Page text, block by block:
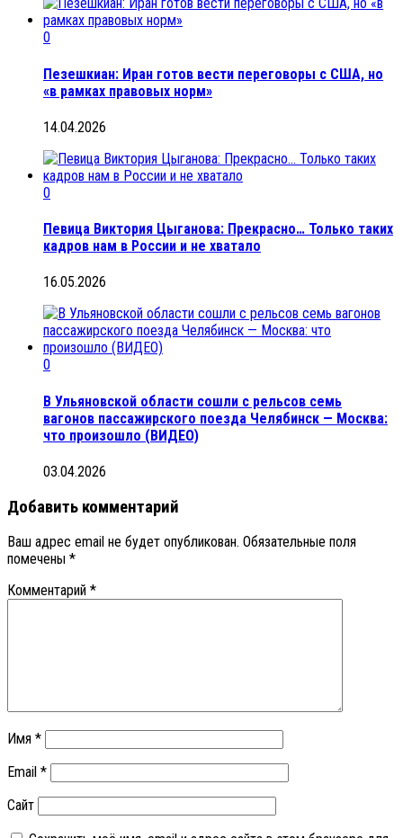
0
Пезешкиан: Иран готов вести переговоры с США, но
«в рамках правовых норм»
14.04.2026
0
Певица Виктория Цыганова: Прекрасно… Только таких
кадров нам в России и не хватало
16.05.2026
0
В Ульяновской области сошли с рельсов семь
вагонов пассажирского поезда Челябинск — Москва:
что произошло (ВИДЕО)
03.04.2026
Добавить комментарий
Ваш адрес email не будет опубликован. Обязательные поля
помечены *
Комментарий *
Имя *
Email *
Сайт